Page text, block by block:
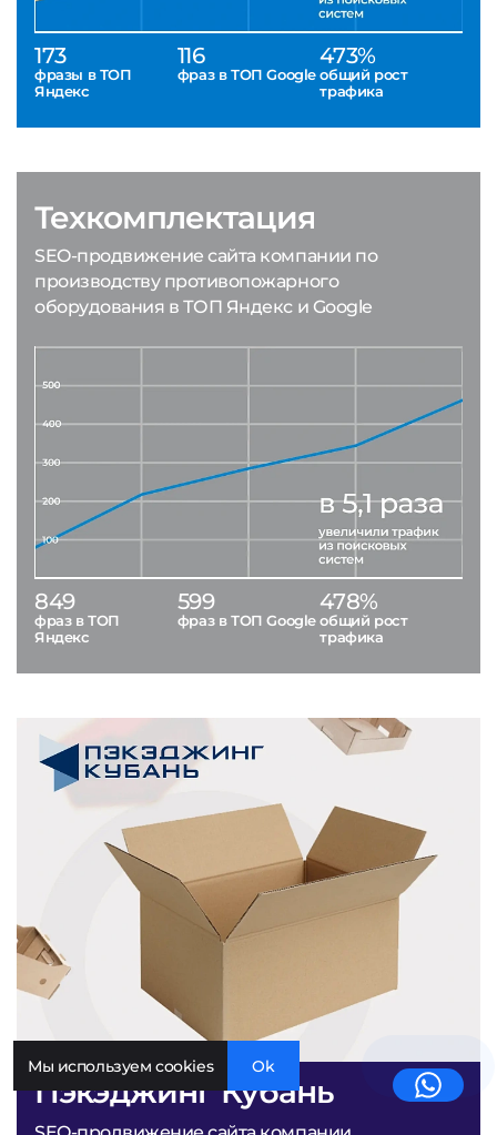
173
фразы в ТОП
Яндекс
116
фраз в ТОП Google
473%
общий рост
трафика
Пэкэджинг Кубань
Техкомплектация
SEO-продвижение сайта компании по
производству противопожарного
оборудования в ТОП Яндекс и Google
849
фраз в ТОП
Яндекс
599
фраз в ТОП Google
478%
общий рост
трафика
Мы используем cookies Ok